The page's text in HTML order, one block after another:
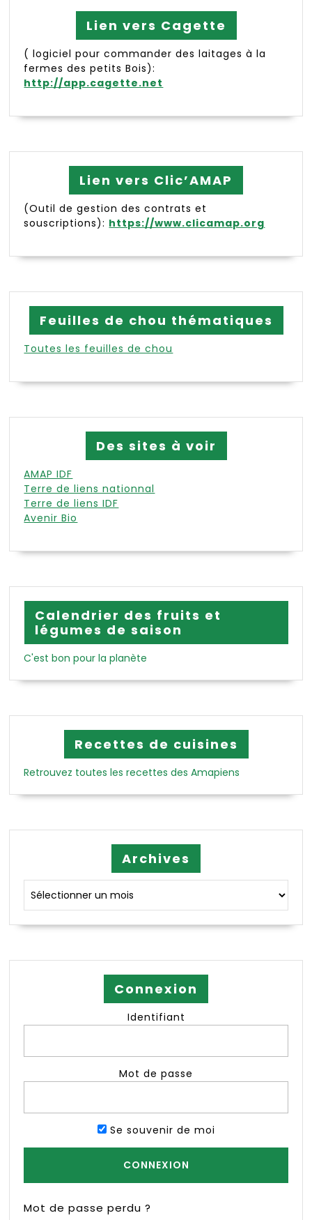
Lien vers Cagette
( logiciel pour commander des laitages à la
fermes des petits Bois):
http://app.cagette.net
Lien vers Clic’AMAP
(Outil de gestion des contrats et
souscriptions): https://www.clicamap.org
Feuilles de chou thématiques
Toutes les feuilles de chou
Des sites à voir
AMAP IDF
Terre de liens nationnal
Terre de liens IDF
Avenir Bio
Calendrier des fruits et
légumes de saison
C'est bon pour la planète
Recettes de cuisines
Retrouvez toutes les recettes des Amapiens
Archives
Connexion
Identifiant
Mot de passe
Se souvenir de moi
Mot de passe perdu ?